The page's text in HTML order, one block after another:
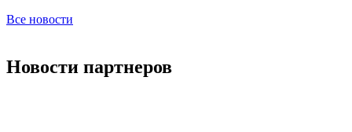
Все новости
Новости партнеров